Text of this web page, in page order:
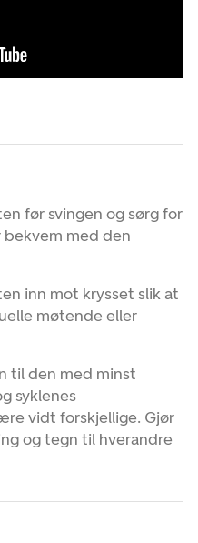
før svingen og sørg for
bekvem med den
inn mot krysset slik at
møtende eller
til den med minst
syklenes
vidt forskjellige. Gjør
og tegn til hverandre